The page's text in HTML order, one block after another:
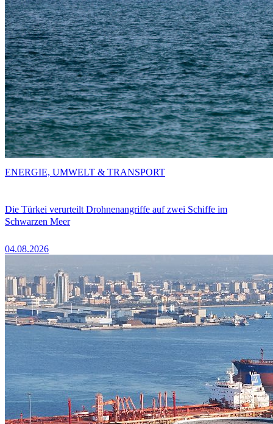
Die Türkei verurteilt Drohnenangriffe auf zwei Schiffe im
Schwarzen Meer
04.08.2026
ENERGIE, UMWELT & TRANSPORT